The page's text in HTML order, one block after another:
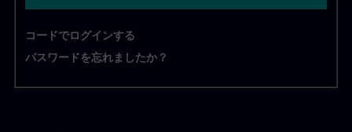
コードでログインする
パスワードを忘れましたか？